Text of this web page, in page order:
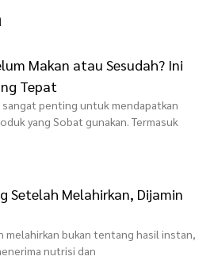
Makan atau Sesudah? Ini
Tepat
penting untuk mendapatkan
yang Sobat gunakan. Termasuk
Setelah Melahirkan, Dijamin
melahirkan bukan tentang hasil instan,
nutrisi dan